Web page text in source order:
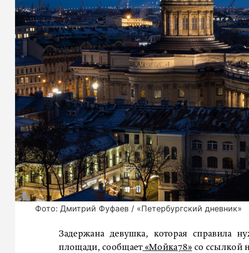
Фото: Дмитрий Фуфаев / «Петербургский дневник»
Задержана девушка, которая справила
площади, сообщает«Мойка78» со ссылкой